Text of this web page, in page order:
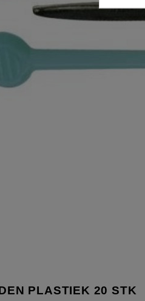
PLASTIEK 20 STK